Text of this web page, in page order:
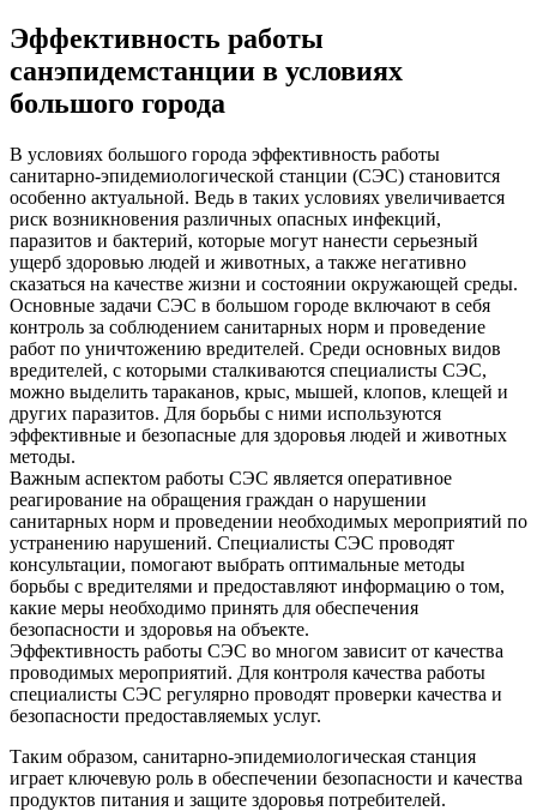
Эффективность работы
санэпидемстанции в условиях
большого города
В условиях большого города эффективность работы
санитарно-эпидемиологической станции (СЭС) становится
особенно актуальной. Ведь в таких условиях увеличивается
риск возникновения различных опасных инфекций,
паразитов и бактерий, которые могут нанести серьезный
ущерб здоровью людей и животных, а также негативно
сказаться на качестве жизни и состоянии окружающей среды.
Основные задачи СЭС в большом городе включают в себя
контроль за соблюдением санитарных норм и проведение
работ по уничтожению вредителей. Среди основных видов
вредителей, с которыми сталкиваются специалисты СЭС,
можно выделить тараканов, крыс, мышей, клопов, клещей и
других паразитов. Для борьбы с ними используются
эффективные и безопасные для здоровья людей и животных
методы.
Важным аспектом работы СЭС является оперативное
реагирование на обращения граждан о нарушении
санитарных норм и проведении необходимых мероприятий по
устранению нарушений. Специалисты СЭС проводят
консультации, помогают выбрать оптимальные методы
борьбы с вредителями и предоставляют информацию о том,
какие меры необходимо принять для обеспечения
безопасности и здоровья на объекте.
Эффективность работы СЭС во многом зависит от качества
проводимых мероприятий. Для контроля качества работы
специалисты СЭС регулярно проводят проверки качества и
безопасности предоставляемых услуг.
Таким образом, санитарно-эпидемиологическая станция
играет ключевую роль в обеспечении безопасности и качества
продуктов питания и защите здоровья потребителей.